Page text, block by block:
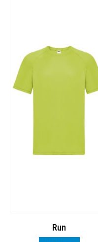
Cuffia Poliestere